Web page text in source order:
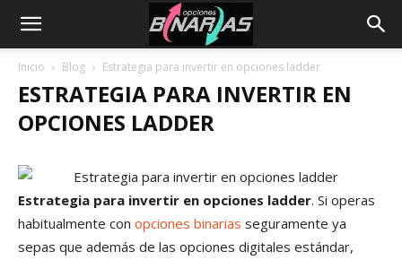
Inicio Blog Estrategia para invertir en opciones ladder
ESTRATEGIA PARA INVERTIR EN
OPCIONES LADDER
Estrategia para invertir en opciones ladder. Si operas
habitualmente con opciones binarias seguramente ya
sepas que además de las opciones digitales estándar,